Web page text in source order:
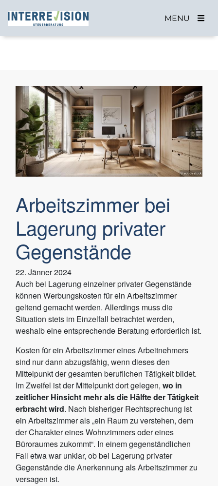
MENU
Arbeitszimmer bei
Lagerung privater
Gegenstände
22. Jänner 2024
Auch bei Lagerung einzelner privater Gegenstände
können Werbungskosten für ein Arbeitszimmer
geltend gemacht werden. Allerdings muss die
Situation stets im Einzelfall betrachtet werden,
weshalb eine entsprechende Beratung erforderlich ist.
Kosten für ein Arbeitszimmer eines Arbeitnehmers
sind nur dann abzugsfähig, wenn dieses den
Mittelpunkt der gesamten beruflichen Tätigkeit bildet.
Im Zweifel ist der Mittelpunkt dort gelegen, wo in
zeitlicher Hinsicht mehr als die Hälfte der Tätigkeit
erbracht wird. Nach bisheriger Rechtsprechung ist
ein Arbeitszimmer als „ein Raum zu verstehen, dem
der Charakter eines Wohnzimmers oder eines
Büroraumes zukommt“. In einem gegenständlichen
Fall etwa war unklar, ob bei Lagerung privater
Gegenstände die Anerkennung als Arbeitszimmer zu
versagen ist.